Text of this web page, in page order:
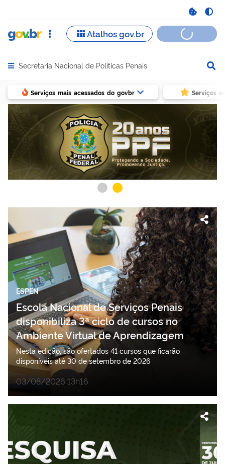
Abrir menu principal de navegação
Secretaria Nacional de Políticas Penais
Serviços mais acessados do govbr Serviços
ESPEN
Escola Nacional de Serviços Penais
disponibiliza 3ª ciclo de cursos no
Ambiente Virtual de Aprendizagem
Nesta edição, são ofertados 41 cursos que ficarão
disponíveis até 30 de setembro de 2026
03/08/2026 13h16